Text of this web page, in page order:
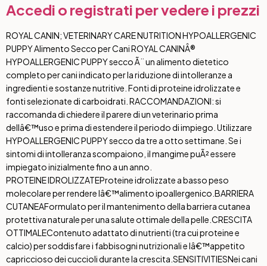
Accedi o registrati per vedere i prezzi
ROYAL CANIN; VETERINARY CARE NUTRITION HYPOALLERGENIC
PUPPY Alimento Secco per Cani ROYAL CANINÂ®
HYPOALLERGENIC PUPPY secco Ã¨ un alimento dietetico
completo per cani indicato per la riduzione di intolleranze a
ingredienti e sostanze nutritive. Fonti di proteine idrolizzate e
fonti selezionate di carboidrati. RACCOMANDAZIONI: si
raccomanda di chiedere il parere di un veterinario prima
dellâ€™uso e prima di estendere il periodo di impiego. Utilizzare
HYPOALLERGENIC PUPPY secco da tre a otto settimane. Se i
sintomi di intolleranza scompaiono, il mangime puÃ² essere
impiegato inizialmente fino a un anno.
PROTEINE IDROLIZZATEProteine idrolizzate a basso peso
molecolare per rendere lâ€™alimento ipoallergenico. BARRIERA
CUTANEAFormulato per il mantenimento della barriera cutanea
protettiva naturale per una salute ottimale della pelle. CRESCITA
OTTIMALEContenuto adattato di nutrienti (tra cui proteine e
calcio) per soddisfare i fabbisogni nutrizionali e lâ€™appetito
capriccioso dei cuccioli durante la crescita. SENSITIVITIESNei cani